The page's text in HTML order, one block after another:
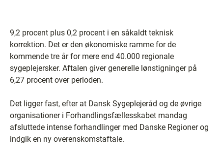
9,2 procent plus 0,2 procent i en såkaldt teknisk
korrektion. Det er den økonomiske ramme for de
kommende tre år for mere end 40.000 regionale
sygeplejersker. Aftalen giver generelle lønstigninger på
6,27 procent over perioden.
Det ligger fast, efter at Dansk Sygeplejeråd og de øvrige
organisationer i Forhandlingsfællesskabet mandag
afsluttede intense forhandlinger med Danske Regioner og
indgik en ny overenskomstaftale.